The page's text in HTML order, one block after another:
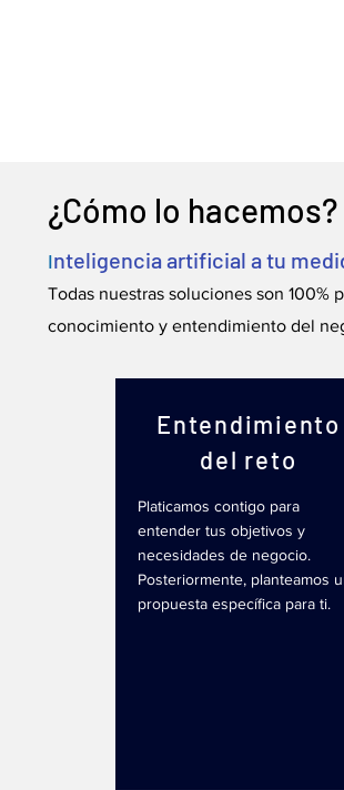
¿Cómo lo hacemos?
Inteligencia artificial a tu
Todas nuestras soluciones son 100%
conocimiento y entendimiento del
Entendimiento
del reto
Platicamos contigo para
entender tus objetivos y
necesidades de negocio.
Posteriormente, planteamos
propuesta específica para ti.